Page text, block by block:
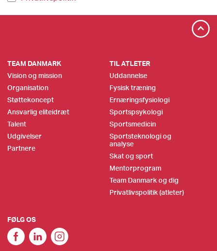
TEAM DANMARK
Vision og mission
Organisation
Støttekoncept
Ansvarlig eliteidræt
Talent
Udgivelser
Partnere
TIL ATLETER
Uddannelse
Fysisk træning
Ernæringsfysiologi
Sportspsykologi
Sportsmedicin
Sportsteknologi og
analyse
Skat og sport
Mentorprogram
Team Danmark og dig
Privatlivspolitik (atleter)
FØLG OS